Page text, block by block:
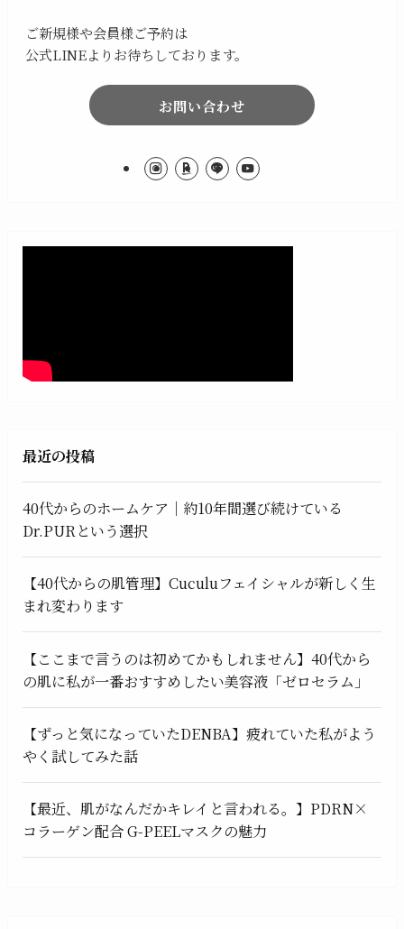
ご新規様や会員様ご予約は
公式LINEよりお待ちしております。
お問い合わせ
最近の投稿
40代からのホームケア｜約10年間選び続けている
Dr.PURという選択
【40代からの肌管理】Cuculuフェイシャルが新しく生
まれ変わります
【ここまで言うのは初めてかもしれません】40代から
の肌に私が一番おすすめしたい美容液「ゼロセラム」
【ずっと気になっていたDENBA】疲れていた私がよう
やく試してみた話
【最近、肌がなんだかキレイと言われる。】PDRN×
コラーゲン配合 G-PEELマスクの魅力